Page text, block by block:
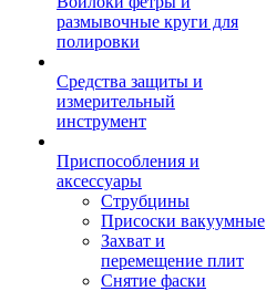
размывочные круги для
полировки
Средства защиты и
измерительный
инструмент
Приспособления и
аксессуары
Струбцины
Присоски вакуумные
Захват и
перемещение плит
Снятие фаски